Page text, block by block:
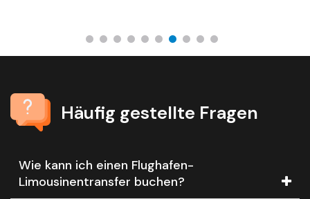
Häufig gestellte Fragen
Wie kann ich einen Flughafen-
Limousinentransfer buchen?